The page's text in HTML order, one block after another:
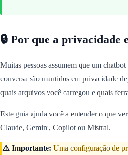
🔒 Por que a privacidade
Muitas pessoas assumem que um
conversa são mantidos em privacidade
quais arquivos você carregou e quais
Este guia ajuda você a entender o que
Claude, Gemini, Copilot ou Mistral.
⚠️ Importante: Uma configuração de